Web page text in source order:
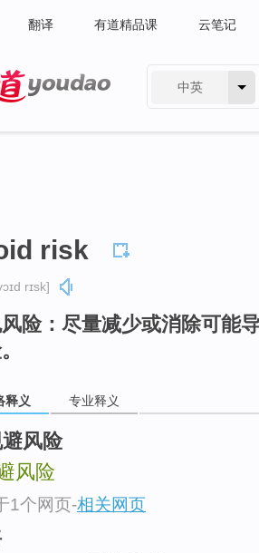
翻译 有道精品课 云笔记
中英
risk
rɪsk]
险：尽量减少或消除可能
释义 专业释义
风险
风险
1个网页-相关网页